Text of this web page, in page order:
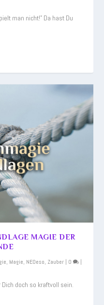
man nicht!” Da hast Du
MAGIE DER
, Magie, NEOeso, Zauber | 0 |
doch so kraftvoll sein.